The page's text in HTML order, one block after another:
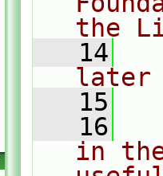
the
   14
later
   15
   16
in